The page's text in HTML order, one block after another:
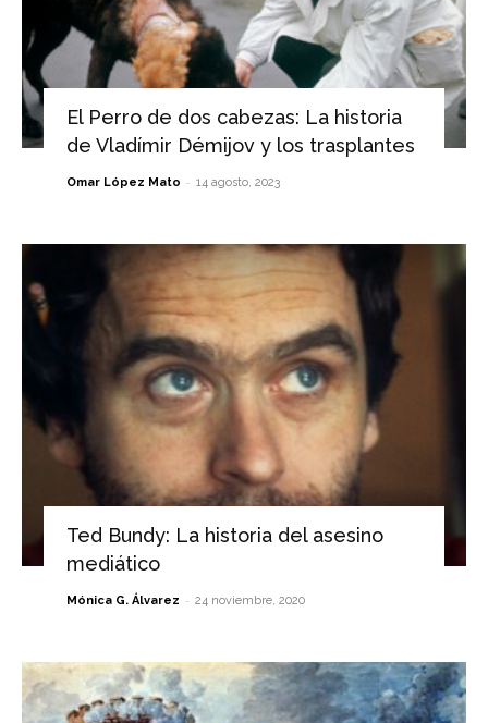
El Perro de dos cabezas: La historia
de Vladímir Démijov y los trasplantes
Omar López Mato - 14 agosto, 2023
Ted Bundy: La historia del asesino
mediático
Mónica G. Álvarez - 24 noviembre, 2020